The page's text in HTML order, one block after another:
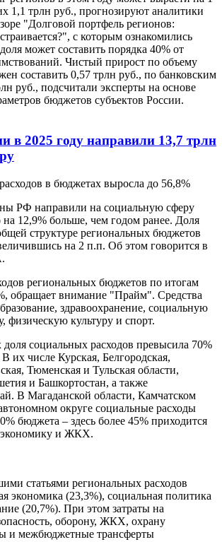
1,1 трлн руб., прогнозируют аналитики
"Долговой портфель регионов:
с которым ознакомились
может составить порядка 40% от
Чистый прирост по объему
составить 0,57 трлн руб., по банковским
руб., подсчитали эксперты на основе
бюджетов субъектов России.
в 2025 году направили 13,7 трлн
в бюджетах выросла до 56,8%
РФ направили на социальную сферу
на 12,9% больше, чем годом ранее. Доля
структуре региональных бюджетов
на 2 п.п. Об этом говорится в
региональных бюджетов по итогам
обращает внимание "Прайм". Средства
здравоохранение, социальную
физическую культуру и спорт.
доля социальных расходов превысила 70%
их числе Курская, Белгородская,
Тюменская и Тульская области,
и Башкортостан, а также
В Магаданской области, Камчатском
округе социальные расходы
бюджета – здесь более 45% приходится
и ЖКХ.
статьями региональных расходов
экономика (23,3%), социальная политика
(20,7%). При этом затраты на
оборону, ЖКХ, охрану
и межбюджетные трансферты